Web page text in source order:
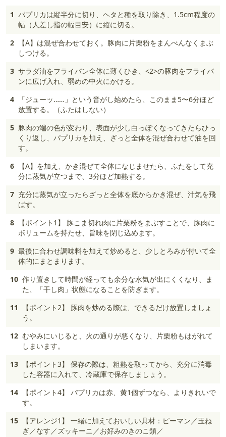
1 パプリカは縦半分に切り、ヘタと種を取り除き、1.5cm程度の
幅（人差し指の幅目安）に縦に切る。
2
【A】は混ぜ合わせておく。豚肉に片栗粉をまんべんなくまぶ
しつける。
3 サラダ油をフライパン全体に薄くひき、<2>の豚肉をフライパ
ンに広げ入れ、弱めの中火にかける。
4
「ジューッ……」という音がし始めたら、このまま5〜6分ほど
放置する。（ふたはしない）
5 豚肉の端の色が変わり、表面が少し白っぽくなってきたらひっ
くり返し、パプリカを加え、ざっと全体を混ぜ合わせて油を回
す。
6
【A】を加え、かき混ぜて全体になじませたら、ふたをして充
分に蒸気が立つまで、3分ほど加熱する。
7 充分に蒸気が立ったらざっと全体を底からかき混ぜ、汁気を飛
ばす。
8
【ポイント1】 豚こま切れ肉に片栗粉をまぶすことで、豚肉に
ボリュームを持たせ、旨味を閉じ込めます。
9 最後に合わせ調味料を加えて炒めると、少しとろみが付いて全
体的にまとまります。
10 作り置きして時間が経っても余分な水気が出にくくなり、ま
た、「干し肉」状態になることを防ぎます。
11
【ポイント2】 豚肉を炒める際は、できるだけ放置しましょ
う。
12 むやみにいじると、火の通りが悪くなり、片栗粉もはがれて
しまいます。
13
【ポイント3】 保存の際は、粗熱を取ってから、充分に消毒
した容器に入れて、冷蔵庫で保存しましょう。
14
【ポイント4】 パプリカは赤、黄1個ずつなら、よりきれいで
す。
15
【アレンジ1】 一緒に加えておいしい具材：ピーマン／玉ね
ぎ／なす／ズッキーニ／お好みのきのこ類／